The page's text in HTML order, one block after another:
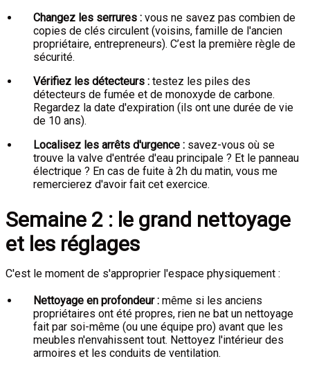
Changez les serrures : vous ne savez pas combien de
copies de clés circulent (voisins, famille de l'ancien
propriétaire, entrepreneurs). C’est la première règle de
sécurité.
Vérifiez les détecteurs : testez les piles des
détecteurs de fumée et de monoxyde de carbone.
Regardez la date d'expiration (ils ont une durée de vie
de 10 ans).
Localisez les arrêts d'urgence : savez-vous où se
trouve la valve d'entrée d'eau principale ? Et le panneau
électrique ? En cas de fuite à 2h du matin, vous me
remercierez d'avoir fait cet exercice.
Semaine 2 : le grand nettoyage
et les réglages
C'est le moment de s'approprier l'espace physiquement :
Nettoyage en profondeur : même si les anciens
propriétaires ont été propres, rien ne bat un nettoyage
fait par soi-même (ou une équipe pro) avant que les
meubles n'envahissent tout. Nettoyez l'intérieur des
armoires et les conduits de ventilation.